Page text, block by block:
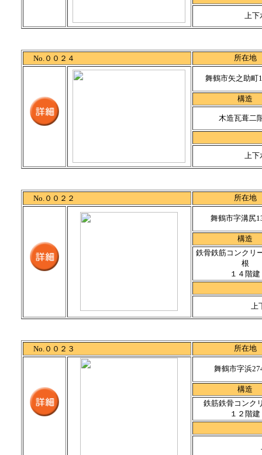
上下
No.００２４ 所在地
舞鶴市矢之助町
構造
木造瓦葺二
上下
No.００２２ 所在地
舞鶴市字溝尻
構造
鉄骨鉄筋コンクリ
根
１４階建
上
No.００２３ 所在地
舞鶴市字浜
構造
鉄筋鉄骨コンク
１２階建